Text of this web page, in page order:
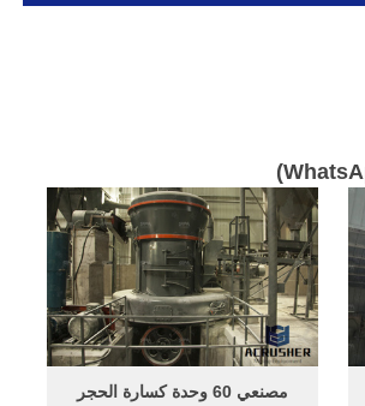
)
مصنعي 60 وحدة كسارة الحجر